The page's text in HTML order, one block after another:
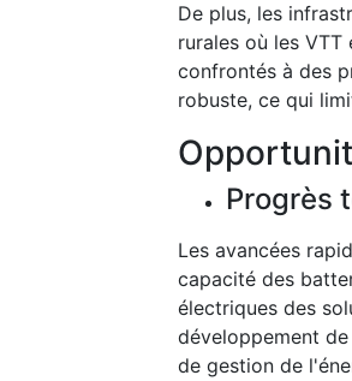
De plus, les
rurales où les
confrontés à des
robuste, ce qui
Progrès
Les avancées
capacité des
électriques des
développement
de gestion de